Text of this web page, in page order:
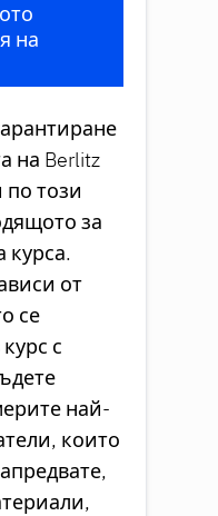
на
на Berlitz
по този
за
от
се
с
най-
които